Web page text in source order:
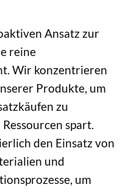
Ansatz zur
reine
Wir konzentrieren
Produkte, um
zu
spart.
den Einsatz von
und
um